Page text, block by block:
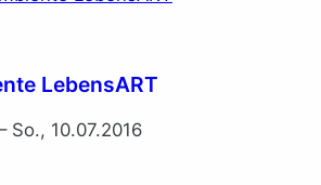
LebensART
So., 10.07.2016